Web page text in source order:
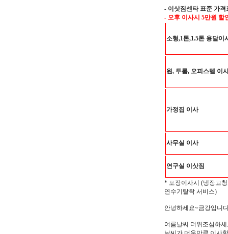
- 이삿짐센타 표준 가격
- 오후 이사시 5만원 할
소형,1톤,1.5톤 용달이
원, 투룸, 오피스텔 이
가정집 이사
사무실 이사
연구실 이삿짐
* 포장이사시 (냉장고
연수기탈착 서비스)
안녕하세요~금강입니
여름날씨 더위조심하세